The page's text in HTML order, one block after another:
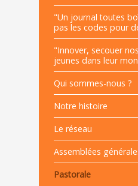
"Un journal toutes
pas les codes pour
"Innover, secouer
jeunes dans leur
Qui sommes-nous ?
Notre histoire
Le réseau
Assemblées
Pastorale